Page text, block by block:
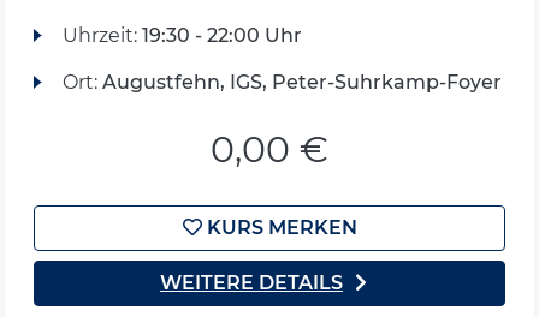
Uhrzeit: 19:30 - 22:00 Uhr
Ort: Augustfehn, IGS, Peter-Suhrkamp-Foyer
0,00 €
KURS MERKEN
WEITERE DETAILS